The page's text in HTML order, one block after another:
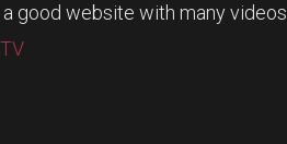
a good website with many videos.